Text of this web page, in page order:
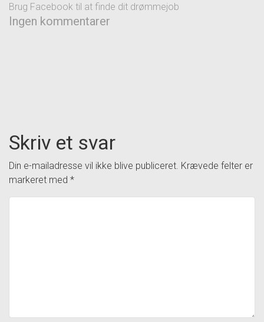
Brug Facebook til at finde dit drømmejob
Ingen kommentarer
Skriv et svar
Din e-mailadresse vil ikke blive publiceret. Krævede felter er
markeret med *